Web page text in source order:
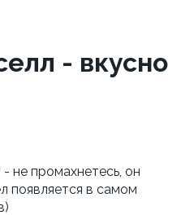
- вкусно
не промахнетесь, он
появляется в самом